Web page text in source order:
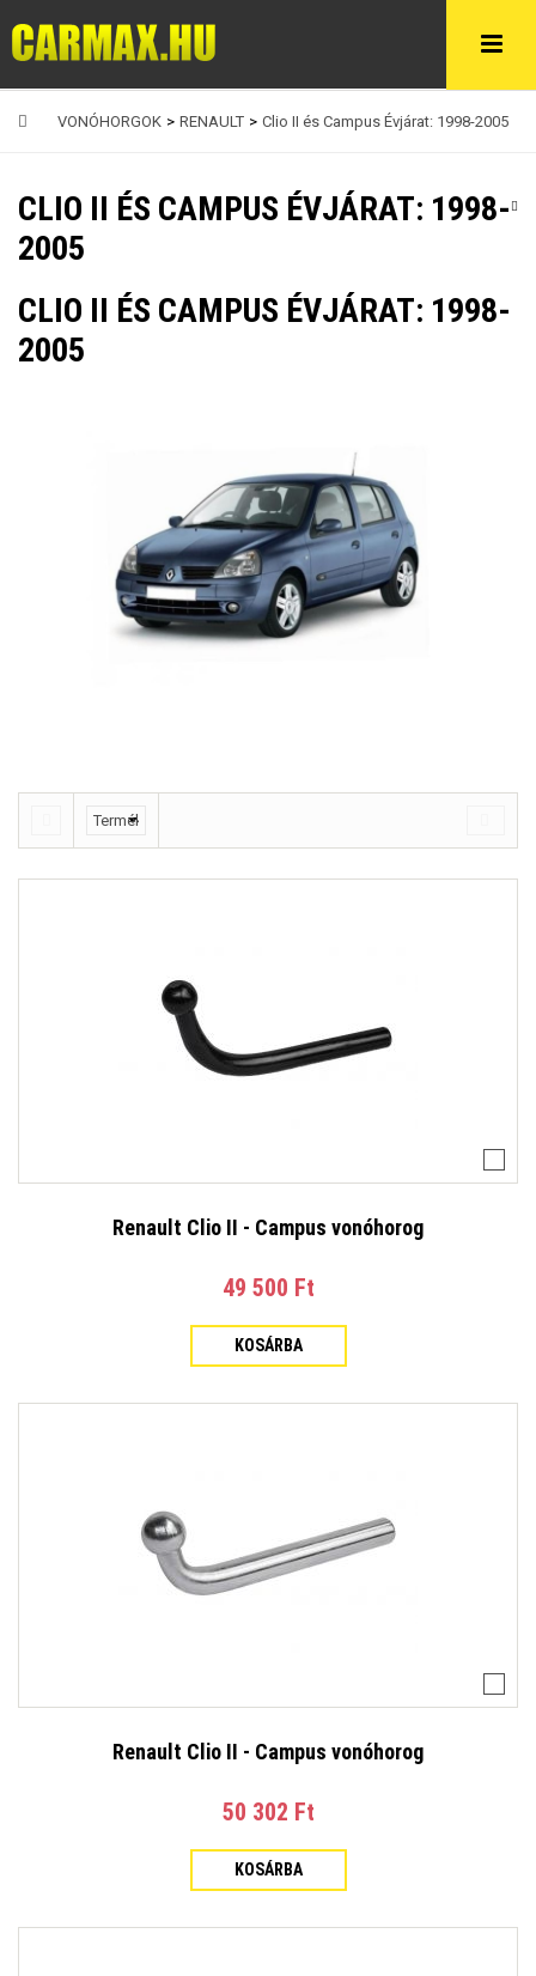
VONÓHORGOK > RENAULT > Clio II és Campus Évjárat: 1998-2005
CLIO II ÉS CAMPUS ÉVJÁRAT: 1998-
2005
CLIO II ÉS CAMPUS ÉVJÁRAT: 1998-
2005
Renault Clio II - Campus vonóhorog
49 500 Ft‎
KOSÁRBA
Renault Clio II - Campus vonóhorog
50 302 Ft‎
KOSÁRBA